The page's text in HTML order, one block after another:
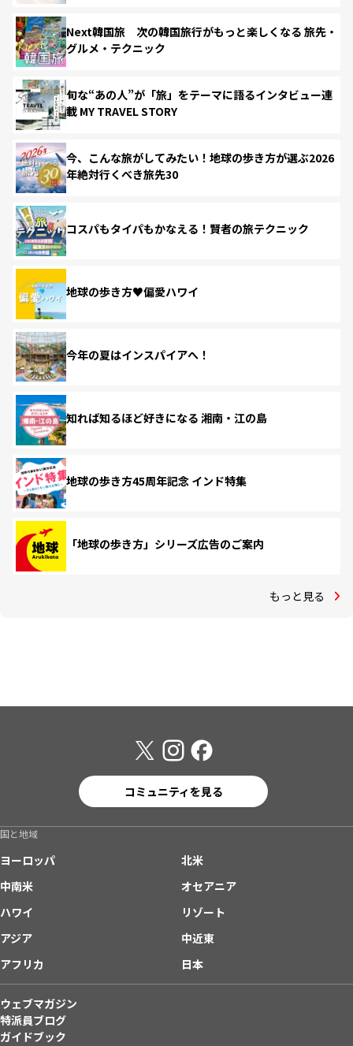
Next韓国旅 次の韓国旅行がもっと楽しくなる 旅先・
グルメ・テクニック
旬な“あの人”が「旅」をテーマに語るインタビュー連
載 MY TRAVEL STORY
今、こんな旅がしてみたい！地球の歩き方が選ぶ2026
年絶対行くべき旅先30
コスパもタイパもかなえる！賢者の旅テクニック
地球の歩き方♥偏愛ハワイ
今年の夏はインスパイアへ！
知れば知るほど好きになる 湘南・江の島
地球の歩き方45周年記念 インド特集
「地球の歩き方」シリーズ広告のご案内
もっと見る
コミュニティを見る
国と地域
ヨーロッパ
北米
中南米
オセアニア
ハワイ
リゾート
アジア
中近東
アフリカ
日本
ウェブマガジン
特派員ブログ
ガイドブック